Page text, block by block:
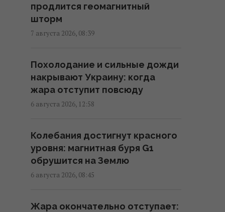
Сенат США одобрил
законопроект об "адских
Украинский вопрос разделил
Италию пополам, – Politico
Навроцкий заявил о поддержке
украинской армии, но вспомнил
о "флагах Бандеры"
продлится геомагнитный
шторм
7 августа 2026, 08:39
Похолодание и сильные дожди
накрывают Украину: когда
жара отступит повсюду
6 августа 2026, 12:58
Колебания достигнут красного
уровня: магнитная буря G1
обрушится на Землю
6 августа 2026, 08:45
Жара окончательно отступает: